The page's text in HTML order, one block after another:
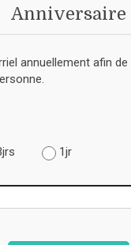
Anniversaire
annuellement afin
1jr